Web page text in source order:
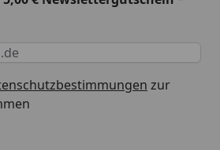
zur